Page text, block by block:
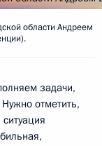
области Андреем
задачи,
отметить,